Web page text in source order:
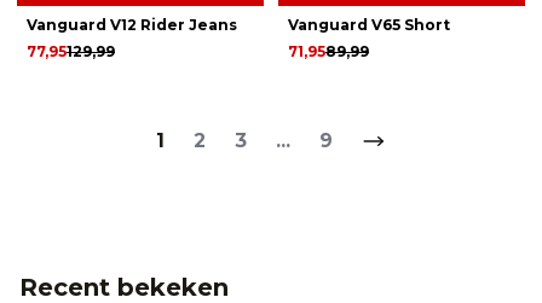
Vanguard V12 Rider Jeans
129,99
77,95
Vanguard V65 Short
89,99
71,95
1 2 3 ... 9
Recent bekeken